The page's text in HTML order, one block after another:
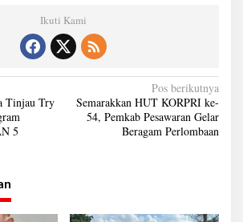
Ikuti Kami
Tinjau Try
5
Pos berikutnya
Semarakkan HUT KORPRI ke-
54, Pemkab Pesawaran Gelar
Beragam Perlombaan